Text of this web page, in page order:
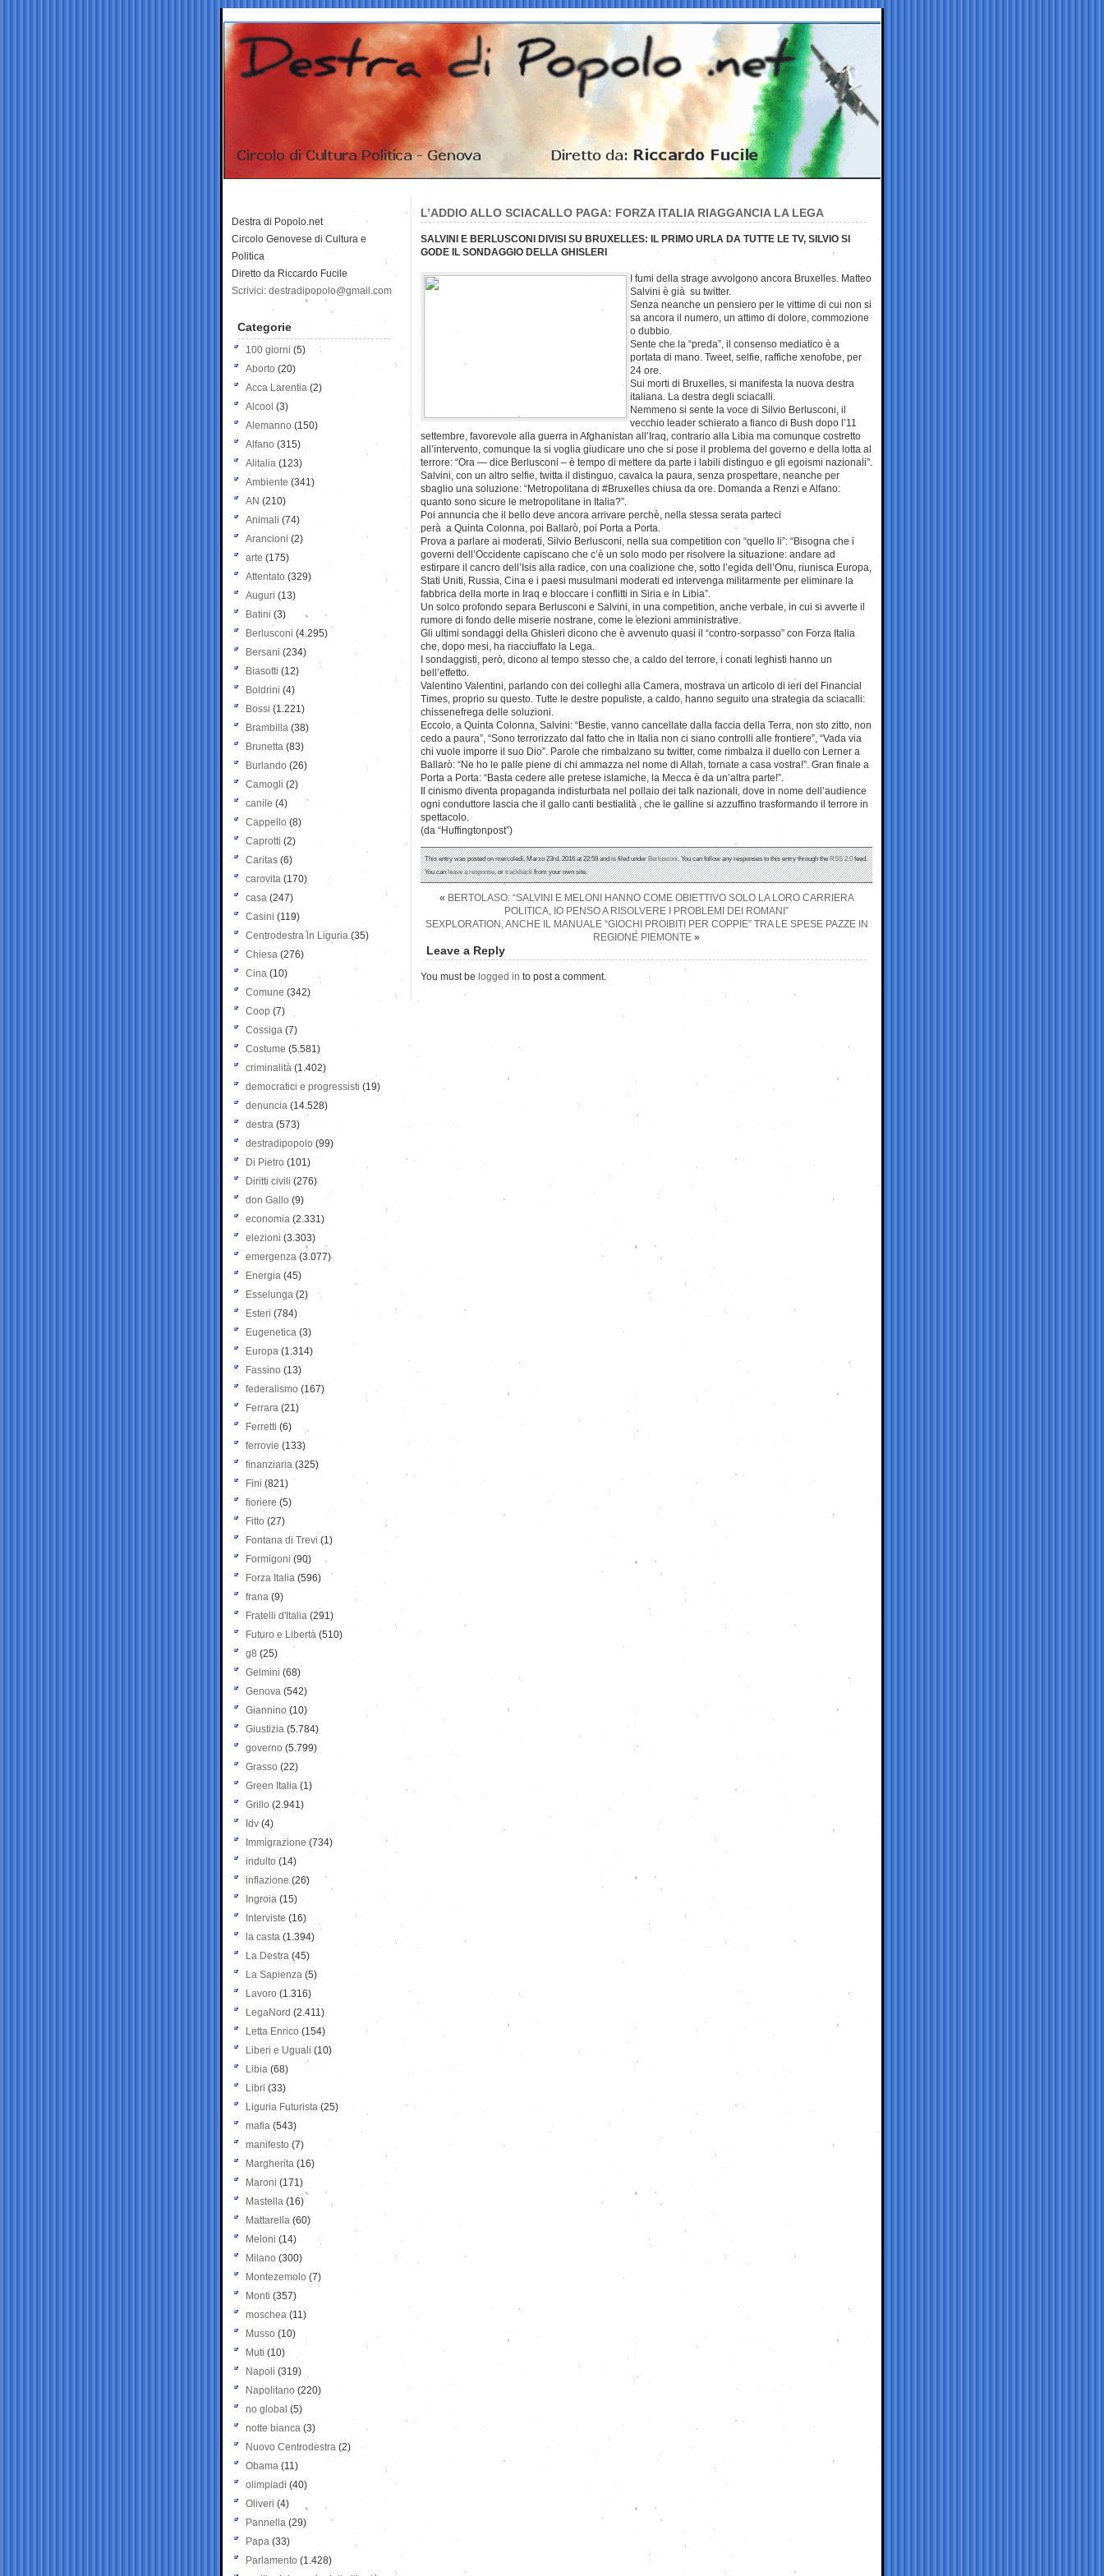
L’ADDIO ALLO SCIACALLO PAGA: FORZA ITALIA RIAGGANCIA LA LEGA
SALVINI E BERLUSCONI DIVISI SU BRUXELLES: IL PRIMO URLA DA TUTTE LE TV, SILVIO SI
GODE IL SONDAGGIO DELLA GHISLERI
I fumi della strage avvolgono ancora Bruxelles. Matteo
Salvini è già su twitter.
Senza neanche un pensiero per le vittime di cui non si
sa ancora il numero, un attimo di dolore, commozione
o dubbio.
Sente che la “preda”, il consenso mediatico è a
portata di mano. Tweet, selfie, raffiche xenofobe, per
24 ore.
Sui morti di Bruxelles, si manifesta la nuova destra
italiana. La destra degli sciacalli.
Nemmeno si sente la voce di Silvio Berlusconi, il
vecchio leader schierato a fianco di Bush dopo l’11
settembre, favorevole alla guerra in Afghanistan all’Iraq, contrario alla Libia ma comunque costretto
all’intervento, comunque la si voglia giudicare uno che si pose il problema del governo e della lotta al
terrore: “Ora — dice Berlusconi – è tempo di mettere da parte i labili distinguo e gli egoismi nazionali”.
Salvini, con un altro selfie, twitta il distinguo, cavalca la paura, senza prospettare, neanche per
sbaglio una soluzione: “Metropolitana di #Bruxelles chiusa da ore. Domanda a Renzi e Alfano:
quanto sono sicure le metropolitane in Italia?”.
Poi annuncia che il bello deve ancora arrivare perchè, nella stessa serata parteci
perà a Quinta Colonna, poi Ballarò, poi Porta a Porta.
Prova a parlare ai moderati, Silvio Berlusconi, nella sua competition con “quello li”: “Bisogna che i
governi dell’Occidente capiscano che c’è un solo modo per risolvere la situazione: andare ad
estirpare il cancro dell’Isis alla radice, con una coalizione che, sotto l’egida dell’Onu, riunisca Europa,
Stati Uniti, Russia, Cina e i paesi musulmani moderati ed intervenga militarmente per eliminare la
fabbrica della morte in Iraq e bloccare i conflitti in Siria e in Libia”.
Un solco profondo separa Berlusconi e Salvini, in una competition, anche verbale, in cui si avverte il
rumore di fondo delle miserie nostrane, come le elezioni amministrative.
Gli ultimi sondaggi della Ghisleri dicono che è avvenuto quasi il “contro-sorpasso” con Forza Italia
che, dopo mesi, ha riacciuffato la Lega.
I sondaggisti, però, dicono al tempo stesso che, a caldo del terrore, i conati leghisti hanno un
bell’effetto.
Valentino Valentini, parlando con dei colleghi alla Camera, mostrava un articolo di ieri del Financial
Times, proprio su questo. Tutte le destre populiste, a caldo, hanno seguito una strategia da sciacalli:
chissenefrega delle soluzioni.
Eccolo, a Quinta Colonna, Salvini: “Bestie, vanno cancellate dalla faccia della Terra, non sto zitto, non
cedo a paura”, “Sono terrorizzato dal fatto che in Italia non ci siano controlli alle frontiere”, “Vada via
chi vuole imporre il suo Dio”. Parole che rimbalzano su twitter, come rimbalza il duello con Lerner a
Ballarò: “Ne ho le palle piene di chi ammazza nel nome di Allah, tornate a casa vostra!”. Gran finale a
Porta a Porta: “Basta cedere alle pretese islamiche, la Mecca è da un’altra parte!”.
Il cinismo diventa propaganda indisturbata nel pollaio dei talk nazionali, dove in nome dell’audience
ogni conduttore lascia che il gallo canti bestialità , che le galline si azzuffino trasformando il terrore in
spettacolo.
(da “Huffingtonpost”)
This entry was posted on mercoledì, Marzo 23rd, 2016 at 22:59 and is filed underBerlusconi. You can follow any responses to this entry through theRSS 2.0feed.
You canleave a response, ortrackbackfrom your own site.
« BERTOLASO: “SALVINI E MELONI HANNO COME OBIETTIVO SOLO LA LORO CARRIERA
POLITICA, IO PENSO A RISOLVERE I PROBLEMI DEI ROMANI”
SEXPLORATION, ANCHE IL MANUALE “GIOCHI PROIBITI PER COPPIE” TRA LE SPESE PAZZE IN
REGIONE PIEMONTE »
Leave a Reply
You must be logged in to post a comment.
Destra di Popolo.net
Circolo Genovese di Cultura e
Politica
Diretto da Riccardo Fucile
Scrivici: destradipopolo@gmail.com
Categorie
100 giorni (5)
Aborto (20)
Acca Larentia (2)
Alcool (3)
Alemanno (150)
Alfano (315)
Alitalia (123)
Ambiente (341)
AN (210)
Animali (74)
Arancioni (2)
arte (175)
Attentato (329)
Auguri (13)
Batini (3)
Berlusconi (4.295)
Bersani (234)
Biasotti (12)
Boldrini (4)
Bossi (1.221)
Brambilla (38)
Brunetta (83)
Burlando (26)
Camogli (2)
canile (4)
Cappello (8)
Caprotti (2)
Caritas (6)
carovita (170)
casa (247)
Casini (119)
Centrodestra in Liguria (35)
Chiesa (276)
Cina (10)
Comune (342)
Coop (7)
Cossiga (7)
Costume (5.581)
criminalità (1.402)
democratici e progressisti (19)
denuncia (14.528)
destra (573)
destradipopolo (99)
Di Pietro (101)
Diritti civili (276)
don Gallo (9)
economia (2.331)
elezioni (3.303)
emergenza (3.077)
Energia (45)
Esselunga (2)
Esteri (784)
Eugenetica (3)
Europa (1.314)
Fassino (13)
federalismo (167)
Ferrara (21)
Ferretti (6)
ferrovie (133)
finanziaria (325)
Fini (821)
fioriere (5)
Fitto (27)
Fontana di Trevi (1)
Formigoni (90)
Forza Italia (596)
frana (9)
Fratelli d'Italia (291)
Futuro e Libertà (510)
g8 (25)
Gelmini (68)
Genova (542)
Giannino (10)
Giustizia (5.784)
governo (5.799)
Grasso (22)
Green Italia (1)
Grillo (2.941)
Idv (4)
Immigrazione (734)
indulto (14)
inflazione (26)
Ingroia (15)
Interviste (16)
la casta (1.394)
La Destra (45)
La Sapienza (5)
Lavoro (1.316)
LegaNord (2.411)
Letta Enrico (154)
Liberi e Uguali (10)
Libia (68)
Libri (33)
Liguria Futurista (25)
mafia (543)
manifesto (7)
Margherita (16)
Maroni (171)
Mastella (16)
Mattarella (60)
Meloni (14)
Milano (300)
Montezemolo (7)
Monti (357)
moschea (11)
Musso (10)
Muti (10)
Napoli (319)
Napolitano (220)
no global (5)
notte bianca (3)
Nuovo Centrodestra (2)
Obama (11)
olimpiadi (40)
Oliveri (4)
Pannella (29)
Papa (33)
Parlamento (1.428)